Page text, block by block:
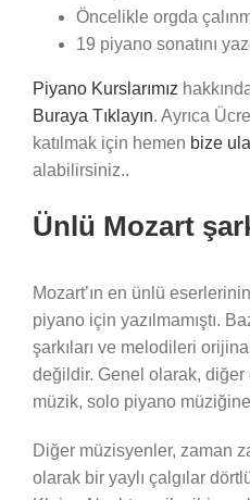
Öncelikle orgda
19 piyano sonatını
Piyano Kurslarımız
Buraya Tıklayın. Ayrıca
katılmak için hemen bize
alabilirsiniz..
Ünlü Mozart
Mozart’ın en ünlü
piyano için yazılmamıştı.
şarkıları ve melodileri
değildir. Genel olarak,
müzik, solo piyano
Diğer müzisyenler, zaman
olarak bir yaylı çalgılar